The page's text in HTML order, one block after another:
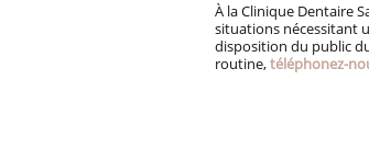
À la Clinique Dentaire
situations nécessitant
disposition du public
routine,téléphonez-